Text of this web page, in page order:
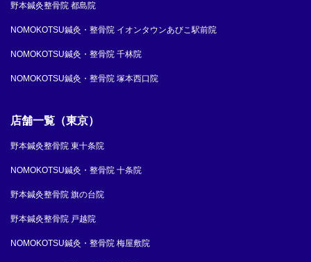
野本鍼灸整骨院 都島院
NOMOKOTSU鍼灸・整骨院 イオンタウンあびこ駅前院
NOMOKOTSU鍼灸・整骨院 千林院
NOMOKOTSU鍼灸・整骨院 塚本西口院
店舗一覧（東京）
野本鍼灸整骨院 東十条院
NOMOKOTSU鍼灸・整骨院 十条院
野本鍼灸整骨院 旗の台院
野本鍼灸整骨院 戸越院
NOMOKOTSU鍼灸・整骨院 梅屋敷院